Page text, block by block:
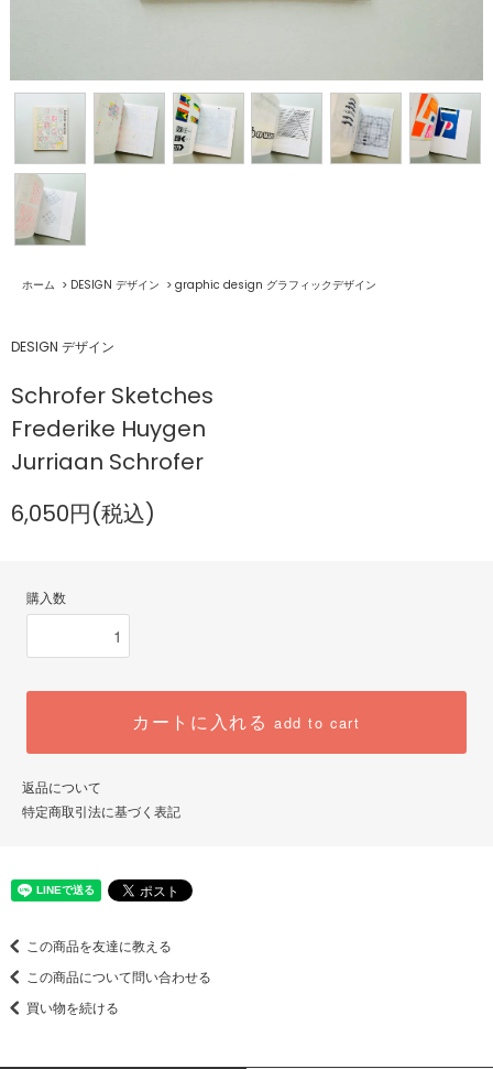
ホーム > DESIGN デザイン > graphic design グラフィックデザイン
DESIGN デザイン
Schrofer Sketches
Frederike Huygen
Jurriaan Schrofer
6,050円(税込)
購入数
カートに入れるadd to cart
返品について
特定商取引法に基づく表記
この商品を友達に教える
この商品について問い合わせる
買い物を続ける